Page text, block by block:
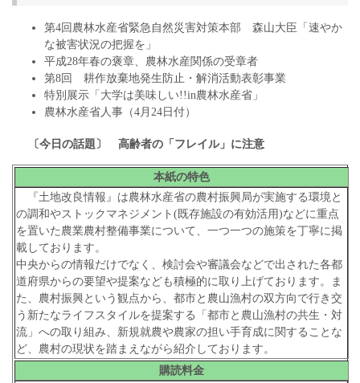
第4回農林水産省緊急自然災害対策本部 森山大臣「速やか
な被害状況の把握を」
平成28年春の褒章、農林水産関係の受章者
第8回 耕作放棄地発生防止・解消活動表彰事業
特別展示「大学は美味しい!!in農林水産省」
農林水産省人事（4月24日付）
〔今日の話題〕 高齢者の「フレイル」に注意
本紙の特色
『土地改良情報』は農林水産省の農村振興局が実施する環境と
の調和やストックマネジメント(既存施設の有効活用)などに重点
を置いた農業農村整備事業について、一つ一つの施策を丁寧に掲
載しております。
中央からの情報だけでなく、検討会や審議会などで出された各都
道府県からの要望や提案なども積極的に取り上げております。ま
た、農村振興という観点から、都市と農山漁村の双方向で行き交
う新たなライフスタイルを提案する「都市と農山漁村の共生・対
流」への取り組み、新規就農や農家の担い手育成に関することな
ど、農村の現状を踏まえながら紹介しております。
購読料金